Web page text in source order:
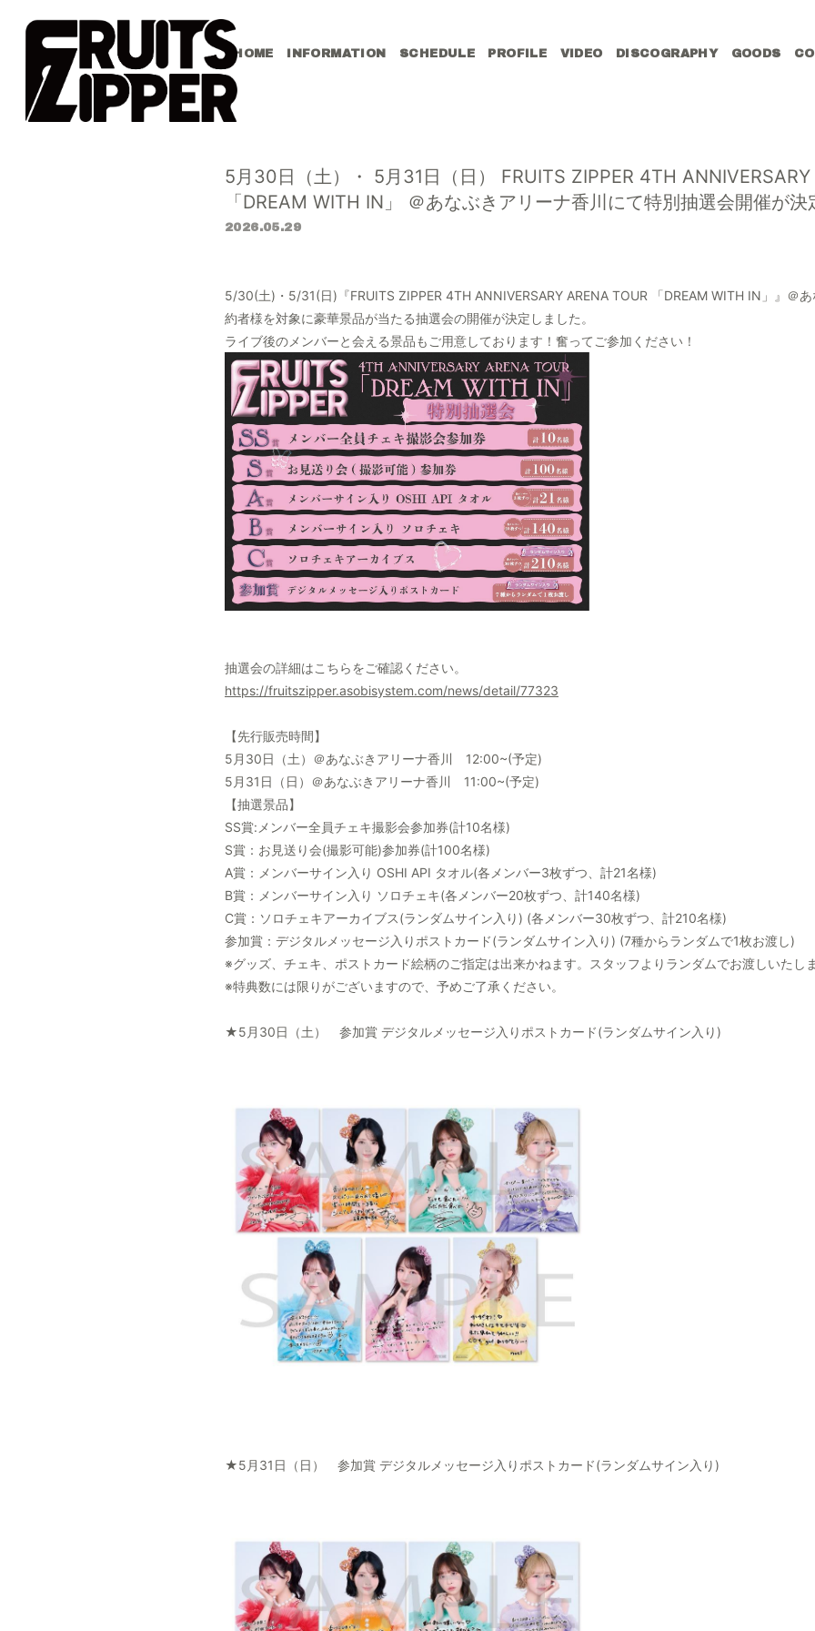
HOME INFORMATION SCHEDULE PROFILE VIDEO DISCOGRAPHY GOODS
5月30日（土）・ 5月31日（日） FRUITS ZIPPER 4TH
「DREAM WITH IN」 ＠あなぶきアリーナ香川にて特別抽選会開催が決
2026.05.29
5/30(土)・5/31(日)『FRUITS ZIPPER 4TH ANNIVERSARY ARENA TOUR 「DREAM WITH IN」』＠
約者様を対象に豪華景品が当たる抽選会の開催が決定しました。
ライブ後のメンバーと会える景品もご用意しております！奮ってご参加ください！
抽選会の詳細はこちらをご確認ください。
https://fruitszipper.asobisystem.com/news/detail/77323
【先行販売時間】
5月30日（土）＠あなぶきアリーナ香川 12:00~(予定)
5月31日（日）＠あなぶきアリーナ香川 11:00~(予定)
【抽選景品】
SS賞:メンバー全員チェキ撮影会参加券(計10名様)
S賞：お見送り会(撮影可能)参加券(計100名様)
A賞：メンバーサイン入り OSHI API タオル(各メンバー3枚ずつ、計21名様)
B賞：メンバーサイン入り ソロチェキ(各メンバー20枚ずつ、計140名様)
C賞：ソロチェキアーカイブス(ランダムサイン入り) (各メンバー30枚ずつ、計210名様)
参加賞：デジタルメッセージ入りポストカード(ランダムサイン入り) (7種からランダムで1枚お渡し)
※グッズ、チェキ、ポストカード絵柄のご指定は出来かねます。スタッフよりランダムでお渡しいたし
※特典数には限りがございますので、予めご了承ください。
★5月30日（土） 参加賞 デジタルメッセージ入りポストカード(ランダムサイン入り)
★5月31日（日） 参加賞 デジタルメッセージ入りポストカード(ランダムサイン入り)